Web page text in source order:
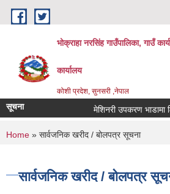
Skip to main content
भोक्राहा नरसिंह गाउँपालिका, गाउँ
कार्यालय
कोशी प्रदेश, सुनसरी ,नेपाल
सूचना मेशिनरी उपकरण भाडामा
You are here
Home » सार्वजनिक खरीद / बोलपत्र सूचना
सार्वजनिक खरीद / बोलपत्र